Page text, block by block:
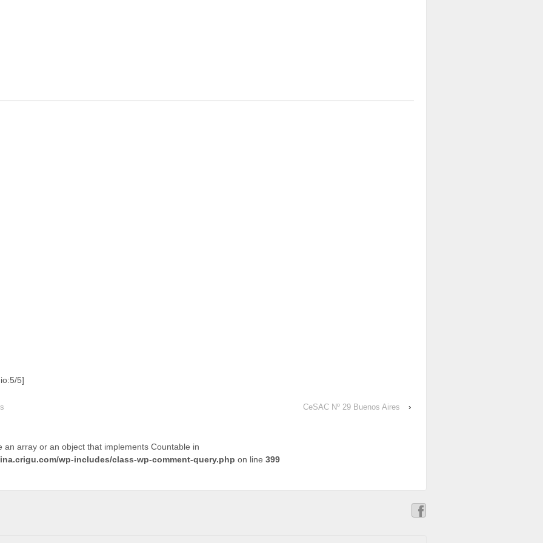
5]
CeSAC Nº 29 Buenos Aires ›
an array or an object that implements Countable in
wp-includes/class-wp-comment-query.php on line 399